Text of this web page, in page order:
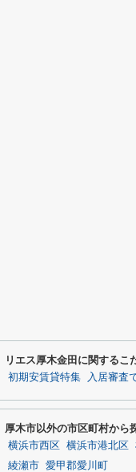
リエス厚木金田に関するこ
初期安賃貸特集 入居審査
厚木市以外の市区町村から
横浜市西区 横浜市港北区
綾瀬市 愛甲郡愛川町